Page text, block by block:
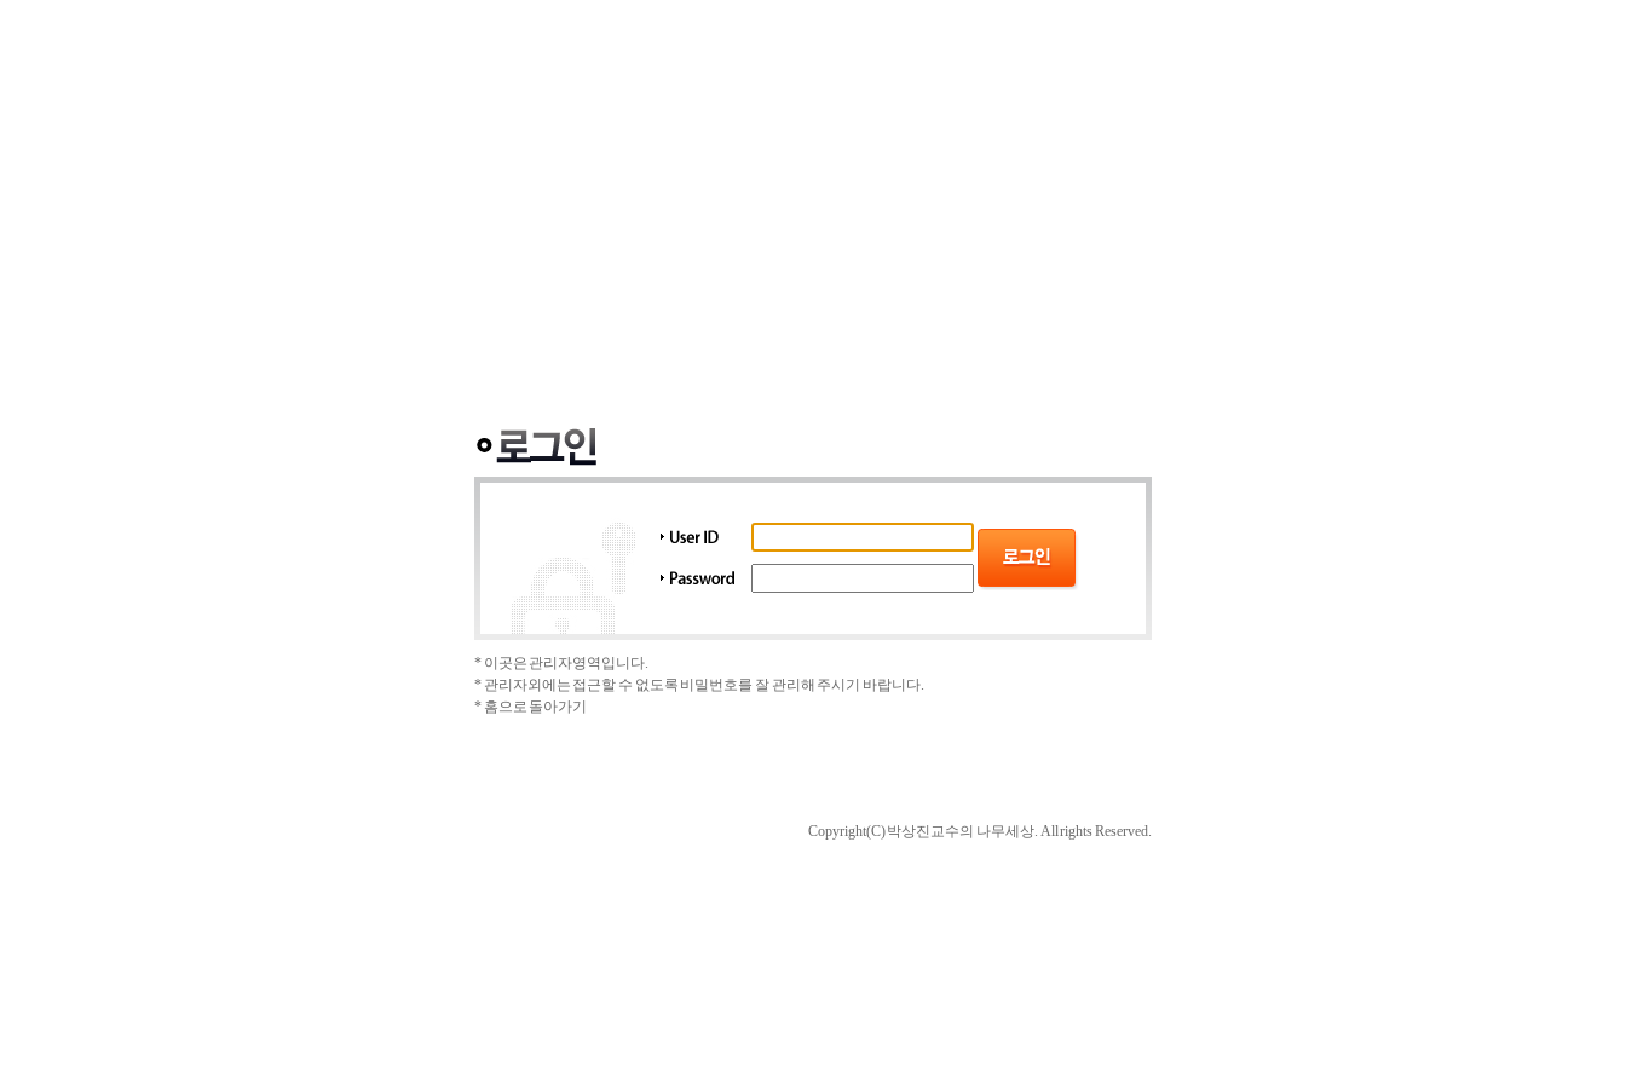
* 이곳은 관리자영역입니다.
* 관리자외에는 접근할 수 없도록 비밀번호를 잘 관리해 주시기 바랍니다.
* 홈으로 돌아가기
Copyright(C) 박상진교수의 나무세상. All rights Reserved.